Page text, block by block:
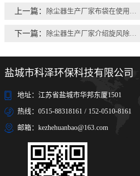
上一篇： 除尘器生产厂家布袋在使用过程中有哪些常见问题
下一篇： 除尘器生产厂家介绍旋风除尘器粗短型和细长型的区别
盐城市科泽环保科技有限公司
地址：江苏省盐城市华邦东厦1501
热线：0515-88318161 / 152-0510-8161
邮箱：kezhehuanbao@163.com